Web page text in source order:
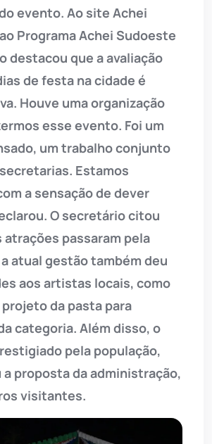
evento. Ao site Achei
Programa Achei Sudoeste
destacou que a avaliação
de festa na cidade é
Houve uma organização
esse evento. Foi um
um trabalho conjunto
Estamos
a sensação de dever
O secretário citou
atrações passaram pela
atual gestão também deu
aos artistas locais, como
da pasta para
categoria. Além disso, o
pela população,
a proposta da administração,
visitantes.